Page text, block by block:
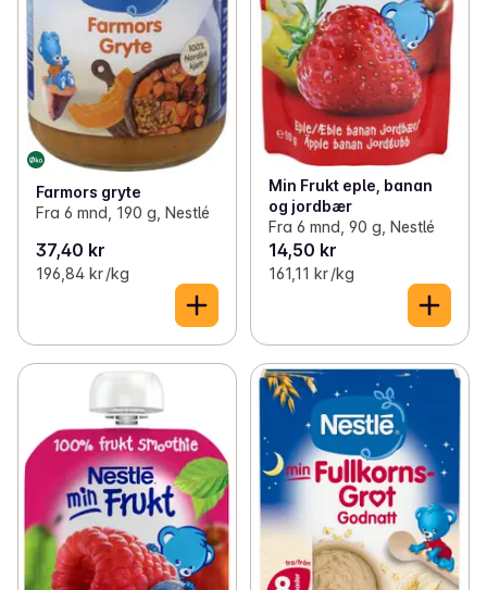
Farmors gryte
Fra 6 mnd, 190 g, Nestlé
37,40 kr
196,84 kr /kg
Min Frukt eple, banan
og jordbær
Fra 6 mnd, 90 g, Nestlé
14,50 kr
161,11 kr /kg